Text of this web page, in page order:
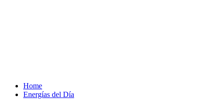
Home
Energías del Día